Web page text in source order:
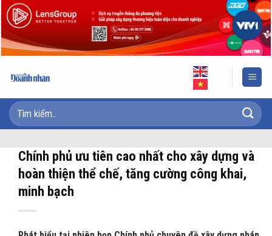
Skip
to
content
Chính phủ ưu tiên cao nhất cho xây dựng và
hoàn thiện thể chế, tăng cường công khai,
minh bạch